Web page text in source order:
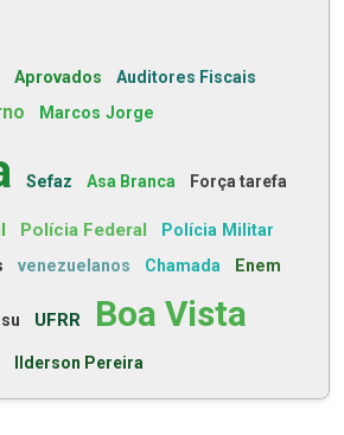
Aprovados Auditores Fiscais
Marcos Jorge
Sefaz Asa Branca Força tarefa
Polícia Federal Polícia Militar
venezuelanos Chamada Enem
UFRR Boa Vista
Ilderson Pereira